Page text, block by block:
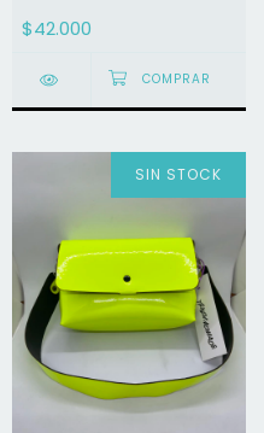
$42.000
SIN STOCK